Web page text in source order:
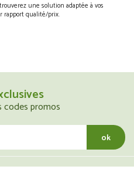
une solution adaptée à vos
rapport qualité/prix.
codes promos